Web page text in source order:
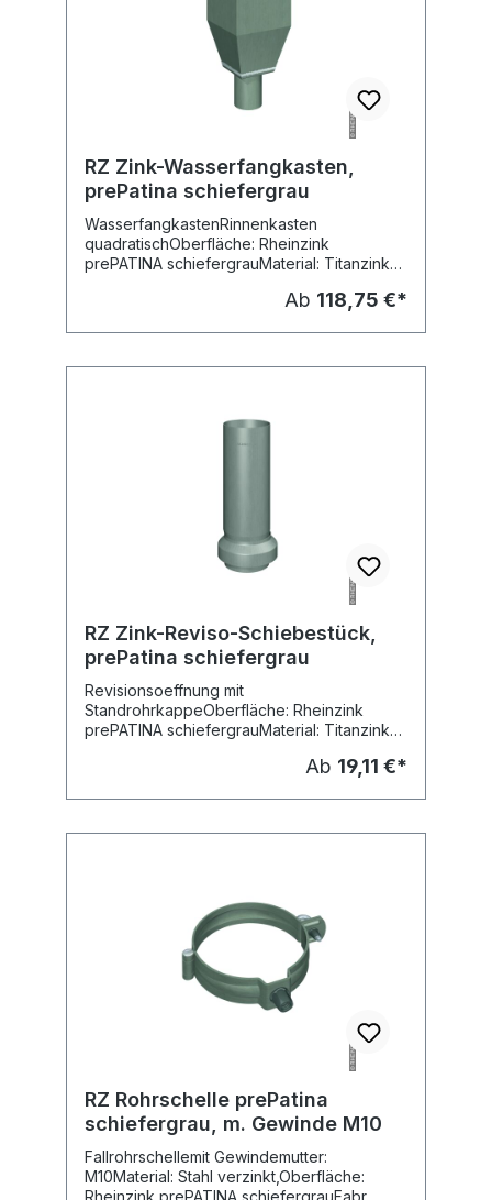
RZ Zink-Wasserfangkasten,
prePatina schiefergrau
WasserfangkastenRinnenkasten
quadratischOberfläche: Rheinzink
prePATINA schiefergrauMaterial: Titanzink
Grösen:Breite / Tiefe:NG 120: 240 x 240
Ab 118,75 €*
RZ Zink-Reviso-Schiebestück,
prePatina schiefergrau
Revisionsoeffnung mit
StandrohrkappeOberfläche: Rheinzink
prePATINA schiefergrauMaterial: Titanzink
Ab 19,11 €*
RZ Rohrschelle prePatina
schiefergrau, m. Gewinde M10
Fallrohrschellemit Gewindemutter:
M10Material: Stahl verzinkt,Oberfläche:
Rheinzink prePATINA schiefergrauFabr.